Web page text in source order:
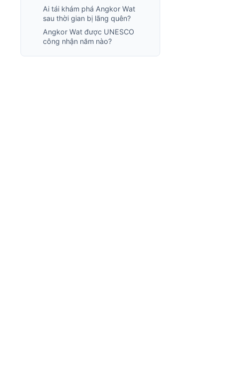
Ai tái khám phá Angkor Wat
sau thời gian bị lãng quên?
Angkor Wat được UNESCO
công nhận năm nào?